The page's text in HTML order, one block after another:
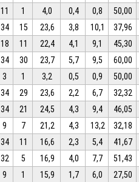
11 1 4,0 0,4 0,8 50,00
34 15 23,6 3,8 10,1 37,96
18 11 22,4 4,1 9,1 45,30
34 30 23,7 5,7 9,5 60,00
3 1 3,2 0,5 0,9 50,00
34 29 23,6 2,2 6,7 32,32
34 21 24,5 4,3 9,4 46,05
9 7 21,2 4,3 13,2 32,18
34 11 16,6 2,3 5,4 41,67
32 5 16,9 4,0 7,7 51,43
9 1 15,9 1,7 6,0 27,50